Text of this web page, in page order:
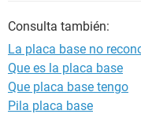
SATA. He buscado otro
compatible. He
pero me sigue pidiendo
SATA.
¿Que puedo hacer?
Consulta también:
La placa base no
Que es la placa base
Que placa base tengo
Pila placa base